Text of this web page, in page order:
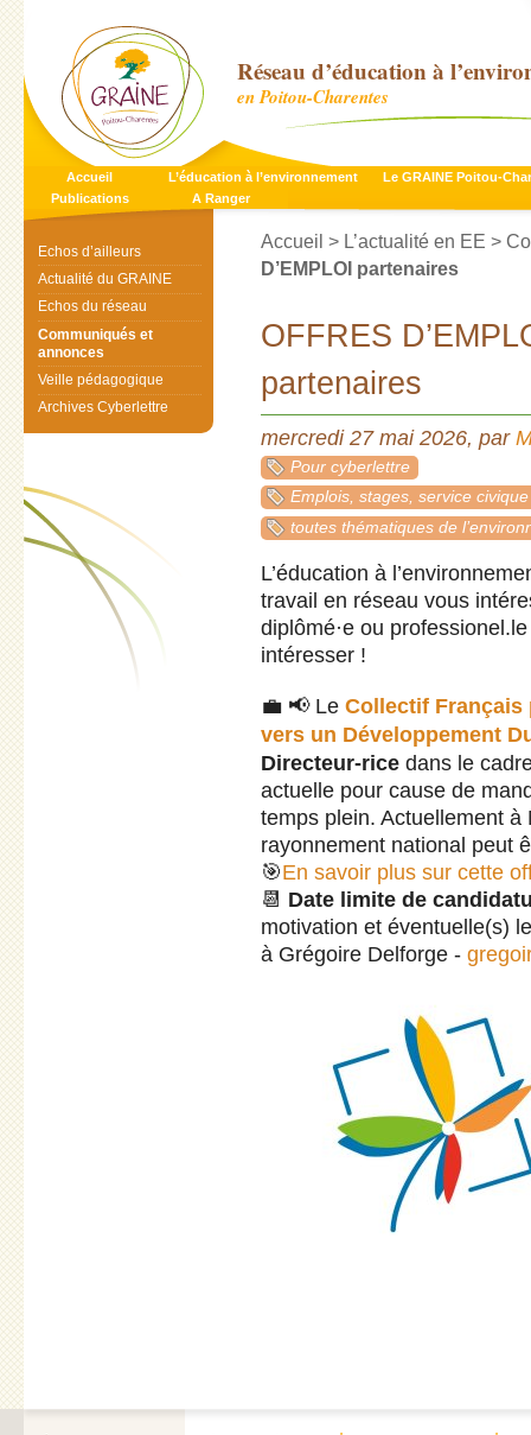
Réseau d’éducation à
en Poitou-Charentes
Accueil L’éducation à l’environnement
Le GRAINE Poitou-
Publications
A Ranger
Accueil > L’actualité en EE >
D’EMPLOI partenaires
OFFRES
partenaires
mercredi 27 mai 2026, par
Pour cyberlettre
Emplois, stages, service civique
toutes thématiques de
L’éducation à
travail en réseau vous
diplômé·e ou
intéresser !
💼 📢 Le Collectif Français
vers un Développement
Directeur-rice dans le
actuelle pour cause de
temps plein. Actuellement à
rayonnement national peut
🎯En savoir plus sur cette
📆 Date limite de
motivation et éventuelle(s)
à Grégoire Delforge -
Echos d’ailleurs
Actualité du GRAINE
Echos du réseau
Communiqués et
annonces
Veille pédagogique
Archives Cyberlettre